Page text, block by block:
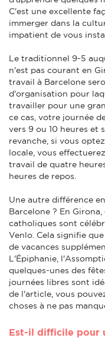
C'est une excellente
immerger dans la
impatient de vous
Le traditionnel 9-5
n'est pas courant en
travail à Barcelone
d'organisation pour
travailler pour une
ce cas, votre journée
vers 9 ou 10 heures et
revanche, si vous
locale, vous
travail de quatre
heures de repos.
Une autre différence
Barcelone ? En
catholiques sont
Venlo. Cela signifie
de vacances
L'Épiphanie,
quelques-unes des
journées libres sont
de l'article, vous
choses à ne pas
Est-il difficile pour